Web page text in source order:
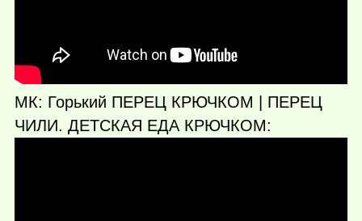
МК: Горький ПЕРЕЦ КРЮЧКОМ | ПЕРЕЦ
ЧИЛИ. ДЕТСКАЯ ЕДА КРЮЧКОМ: